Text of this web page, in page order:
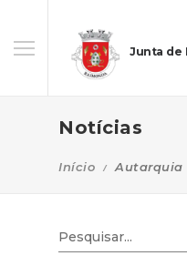
Junta de
Notícias
Início Autarquia